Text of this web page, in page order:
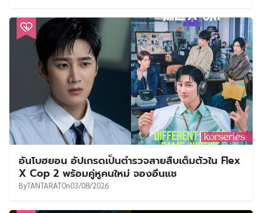
อันโบฮยอน อัปเกรดเป็นตำรวจสายสืบเต็มตัวใน Flex
X Cop 2 พร้อมคู่หูคนใหม่ จองอึนแช
ByTANTARATOn03/08/2026